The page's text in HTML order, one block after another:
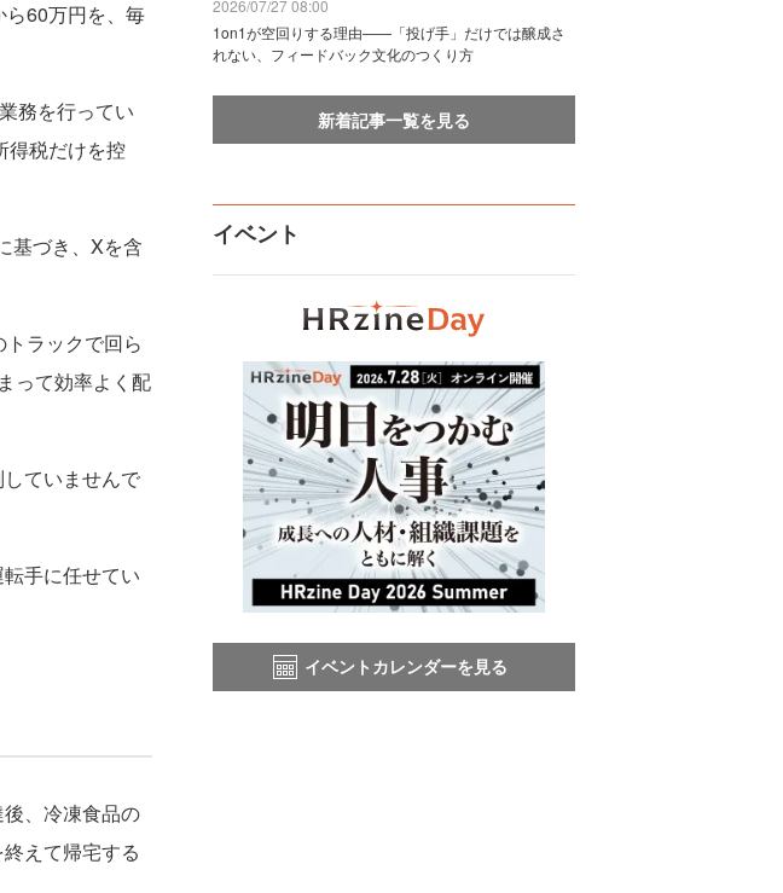
60万円を、毎
務を行ってい
得税だけを控
基づき、Xを含
ラックで回ら
って効率よく配
ていませんで
手に任せてい
、冷凍食品の
えて帰宅する
2026/07/27 08:00
1on1が空回りする理由——「投げ手」だけでは醸成さ
れない、フィードバック文化のつくり方
新着記事一覧を見る
イベント
イベントカレンダーを見る